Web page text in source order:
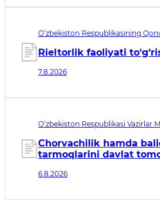
O‘zbekiston Respublikasining
Rieltorlik faoliyati
7.8.2026
O‘zbekiston Respublikasi Vazirlar
sanasi 07.08.2026
Chorvachilik hamda
tarmoqlarini davlat
tadbirlari to‘g‘risida
6.8.2026